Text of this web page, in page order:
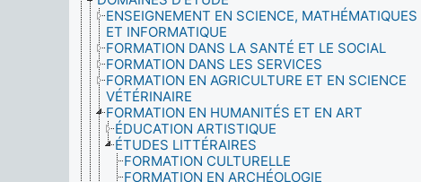
ENSEIGNEMENT EN SCIENCE, MATHÉMATIQUES
ET INFORMATIQUE
FORMATION DANS LA SANTÉ ET LE SOCIAL
FORMATION DANS LES SERVICES
FORMATION EN AGRICULTURE ET EN SCIENCE
VÉTÉRINAIRE
FORMATION EN HUMANITÉS ET EN ART
ÉDUCATION ARTISTIQUE
ÉTUDES LITTÉRAIRES
FORMATION CULTURELLE
FORMATION EN ARCHÉOLOGIE